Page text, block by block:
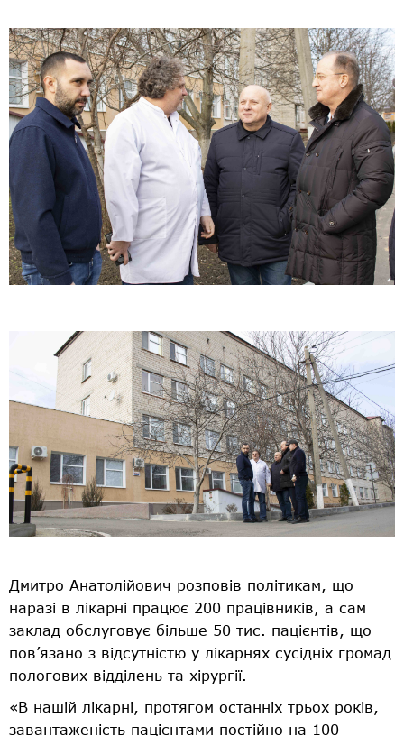
Дмитро Анатолійович розповів політикам, що
наразі в лікарні працює 200 працівників, а сам
заклад обслуговує більше 50 тис. пацієнтів, що
пов’язано з відсутністю у лікарнях сусідніх громад
пологових відділень та хірургії.
«В нашій лікарні, протягом останніх трьох років,
завантаженість пацієнтами постійно на 100